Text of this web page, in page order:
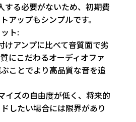
する必要がないため、初期費
アップもシンプルです。
ト:
けアンプに比べて音質面で劣
にこだわるオーディオファ
ことでより高品質な音を追
イズの自由度が低く、将来的
したい場合には限界があり